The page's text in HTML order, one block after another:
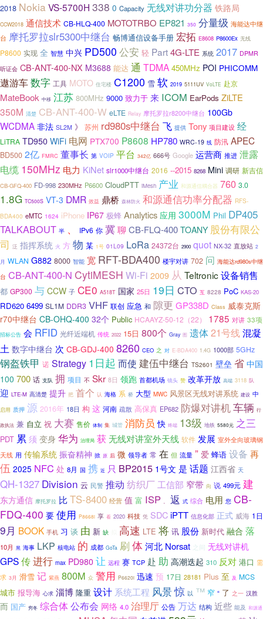
2018 NokiaVS-5700H 338 0 Capacity 无线对讲功分器 铁路局
CCW2018 通信技术 CB-HLQ-400 MOTOTRBO EP821 350 分量级 海能达中继
台 摩托罗拉slr5300中继台 畅博通信设备手册 宏拓 E8608 P8600Ex 无线
P8600 实现 全 智慧 中兴 PD500 公安 轻 Part4G-LTE 系统 2017 DPMR
听证会 CB-ANT-400-NX M3688 能达 通 TDMA 450MHz POI PHICOMM
遨游车数字 工具 MOTO 住宅楼 C1200 雪 软 2019 5111UV VoLTE 赴京
MateBook 中移 江苏 800MHz 9000 致力于 来 ICOM EarPods ZiLTE
350M 清楚 CB-ANT-400-W eLTE Relay 摩托罗拉r8200中继台 100Gb
WCDMA 非法 SL2M 》 苏州 rd980s中继台 飞 提供 Tony 项目建设 经
LiTRA TD950 WiFi 电网 PTX700 P8608 HP780 WRC-19 线 防汛 APEC
BD500 2亿 FMRC 董事长 第 VOIP 平台 342亿 666号 Google 运营商 推进 泄露
电缆 150MHz 电力 KiNet slr1000中继台 2016 --2015 8268 Mini 调研 新吉信
CB-GFQ-400 FD-998 230MHz P6600 CloudPTT iMesh 产业 和源通信耦合器 760 3.0
1.8G TC500S VT-3 DMR 效益 鼎桥 森林防火 和源通信功率分配器 RFS-
BDA400 eMTC 1624 iPhone IP67 极蜂 Analytics 应用 3000M Phil DP405
TALKABOUT 半 、 IPv6 你 冀聊 CB-FLQ-400 TOANY 股份有限公
司 泛 指挥系统 火 方 物 某 1号 01L09 LoRa 24372台 2900 quot NX-32 直放站 2
月 WLAN G882 8000 智能 宽 RFT-BDA400 楼宇对讲 702 问 海能达rd980s中继
台 CB-ANT-400-N CytiMESH Wi-Fi 2009 从 Teltronic设备销售
都 GP300 与 CCW 子 CE0 A518T 国家 25日 19日 CTO 互 8228 PoC KAS-20
RD620 6499 SL1M DDR3 VHF 联创 应急 和 隙更 GP338D Class 威泰克斯
r70中继台 CB-OHQ-400 32个 Public HCAAYZ-50-12（22） 1785 对讲 33项
招标公告 会 RFID 光纤近端机 传统 2022 15日 800个 Gray 图 遗体21号线混凝
土数字中继台 次 CB-GDJ-400 8260 CEO 之 对 E-BDA400 1.4G 1000部 5GHz
钢盔铁甲 诺 Strategy 1日起 而使 建伍中继台 TS2601 壁垒 省 中国
100 700 话 支队 拥 项目 不 Skr 8日 领跑 首都机场 镜头 赞 改革开放 高端 3118 队
迎 LTE-M 高清楚 提升 把 首个 认 海格 系 桥 大型 MWC 风景区无线对讲系统 建设 中
启用 质押 源 2016年 18日 构 这 河南 疏散 高保真 EP682 防爆对讲机车辆 行
政执法 兼 自立 祝 大赛 售价 体制 集 城管 消防员 快 终端 13级 地铁 5580元 之三
PDT 累 须 变身 华为 治理局 获无线对讲室外天线 软件 发展 室外全向玻璃钢
天线 用 传输系统 振奋精神 掀 原 后 微 领导者 常 在 但 流量 ” 爱 蜂语 设备 再
伍 2025 NFC 处 8月 国 携 近 只 BP2015 1号文 是 话题 江西省 天
QH-1327 Division 云 民警 推动 纺织厂 工信部 窄带 向 说 499元 建
东方通信 摩托罗拉 比 TS-8400 经营 值 富 ISP 返 式 综合 电用 您 CB-
FDQ-400 要 使用 P8668i 享 看 2020 科技 凭 SDCiPTT 信息化部 正式 威海 1日
9月 BOOK 手机 习 谈 由 新 缺 高速 LTE 将 讯 股份 新时代 融合 落
10月 黑 海事 LKP 核电站 的 成都 GoTa 刷 体河北 Norsat 之间 无线对讲机
GPS传进行 max PD980 让 远程 赛 TCP 赴 助 高潮迭起 310 反对 港口 需
求 3月 滑雪 记 紫燕 800M 众 警用 P6620i 迅速 预 17日 28181 Plus 至 及 MCS
城市 报导海 心求 淄博 隆重 设计 系统工程 风景惊 以 ™ 窄 “ 了 之一 汉胜
而 国产 穷冬 综合体公布会 网络 4.0 治理厅 公告 万达 结构 近些 能及 和源通